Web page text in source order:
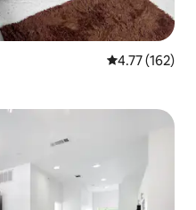
Calificación
4.77 (162)